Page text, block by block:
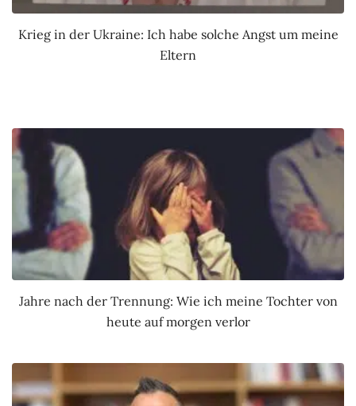
Krieg in der Ukraine: Ich habe solche Angst um meine
Eltern
Jahre nach der Trennung: Wie ich meine Tochter von
heute auf morgen verlor